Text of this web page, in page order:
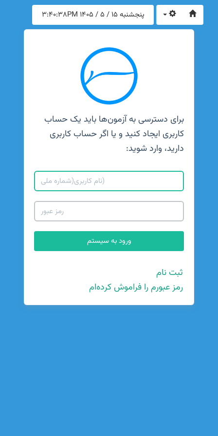
پنجشنبه 15 / 5 / 1405 3:40:38PM
برای دسترسی به آزمون‌ها باید یک حساب
کاربری ایجاد کنید و یا اگر حساب کاربری
دارید، وارد شوید:
ثبت نام
رمز عبورم را فراموش کرده‌ام